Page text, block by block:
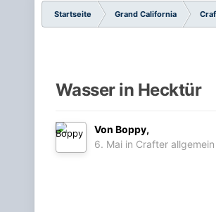
Startseite Grand California
Wasser in Hecktür
Von Boppy,
6. Mai in Crafter allgemein